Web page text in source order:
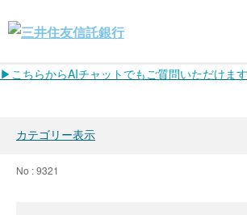
▶こちらからAIチャットでもご質問いただけます
カテゴリー表示
No : 9321